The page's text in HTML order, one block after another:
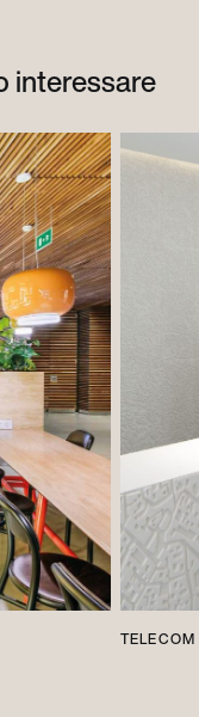
interessare